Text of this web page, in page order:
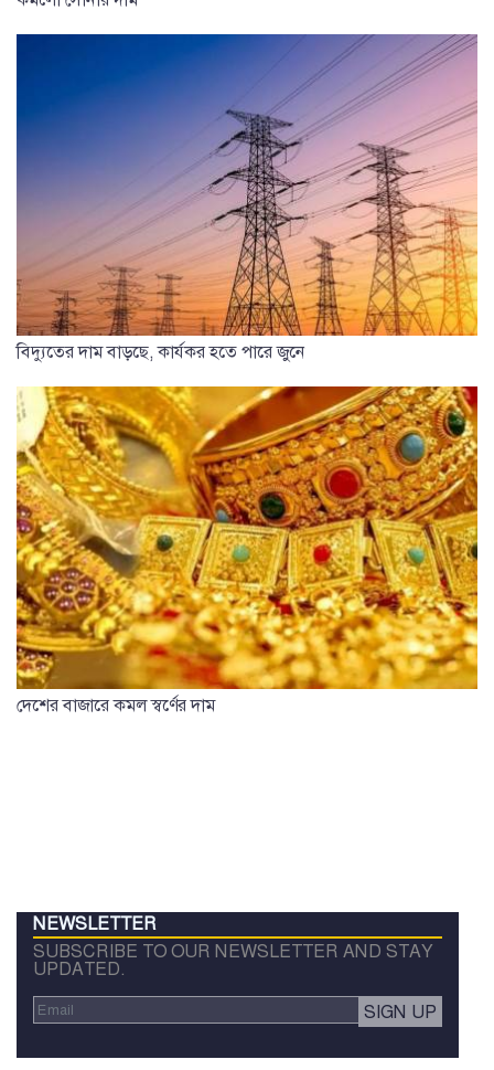
বিদ্যুতের দাম বাড়ছে, কার্যকর হতে পারে জুনে
দেশের বাজারে কমল স্বর্ণের দাম
NEWSLETTER
SUBSCRIBE TO OUR NEWSLETTER AND STAY
UPDATED.